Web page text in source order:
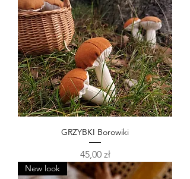
GRZYBKI Borowiki
Cena
45,00 zł
New look